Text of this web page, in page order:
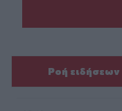
Ροή ειδήσεων